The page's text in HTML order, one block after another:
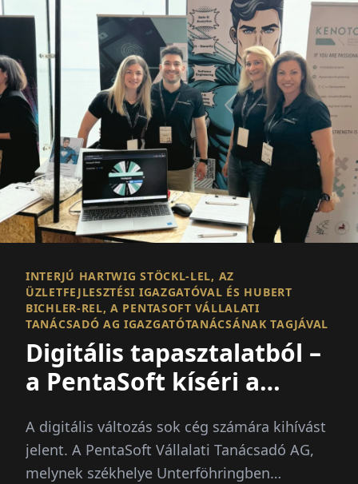
INTERJÚ HARTWIG STÖCKL-LEL, AZ
ÜZLETFEJLESZTÉSI IGAZGATÓVAL ÉS HUBERT
BICHLER-REL, A PENTASOFT VÁLLALATI
TANÁCSADÓ AG IGAZGATÓTANÁCSÁNAK TAGJÁVAL
Digitális tapasztalatból –
a PentaSoft kíséri a
A digitális változás sok cég számára kihívást
jelent. A PentaSoft Vállalati Tanácsadó AG,
melynek székhelye Unterföhringben